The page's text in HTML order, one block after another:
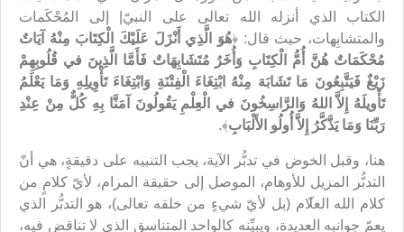
الكتاب الذي أنزله الله تعالى على النبيّ| إلى المُحْكَمات
والمتشابِهات، حيث قال: ﴿هُوَ الَّذِي أَنْزَلَ عَلَيْكَ الْكِتَابَ مِنْهُ آيَاتٌ
مُحْكَمَاتٌ هُنَّ أُمُّ الْكِتَابِ وَأُخَرُ مُتَشَابِهَاتٌ فَأَمَّا الَّذِينَ في‏ قُلُوبِهِمْ
زَيْغٌ فَيَتَّبِعُونَ مَا تَشَابَهَ مِنْهُ ابْتِغَاءَ الْفِتْنَةِ وَابْتِغَاءَ تَأْوِيلِهِ وَمَا يَعْلَمُ
تَأْويلَهُ إِلاَّ اللهُ وَالرَّاسِخُونَ في الْعِلْمِ يَقُولُونَ آمَنَّا بِهِ كُلٌّ مِنْ عِنْدِ
رَبِّنَا وَمَا يَذَّكَّرُ إِلاَّ أُولُو الأَلْبَابِ﴾.
هنا، وقبل الخوض في تدبُّر الآية، يجب التنبيه على دقيقةٍ، هي أنّ
التدبُّر المزيل للأوهام، الموصل إلى حقيقة المرام، لأيّ كلامٍ من
كلام الله العلام (بل لأيّ شيءٍ من خلقه تعالى)، هو التدبُّر الذي
يعمّ جوانبه العديدة، ويبيِّنه كالواحد المتناسق الذي لا تناقض فيه،